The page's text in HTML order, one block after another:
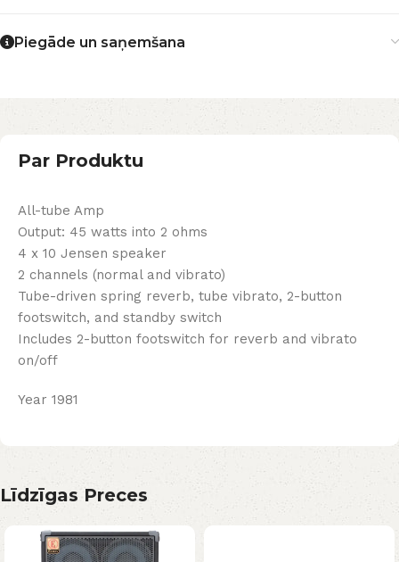
Piegāde un saņemšana
Par Produktu
All-tube Amp
Output: 45 watts into 2 ohms
4 x 10 Jensen speaker
2 channels (normal and vibrato)
Tube-driven spring reverb, tube vibrato, 2-button
footswitch, and standby switch
Includes 2-button footswitch for reverb and vibrato
on/off
Year 1981
Līdzīgas Preces